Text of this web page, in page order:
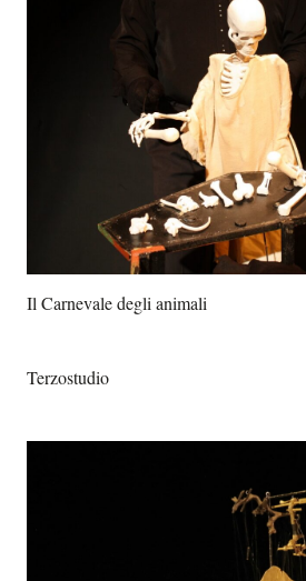
Il Carnevale degli animali
Terzostudio